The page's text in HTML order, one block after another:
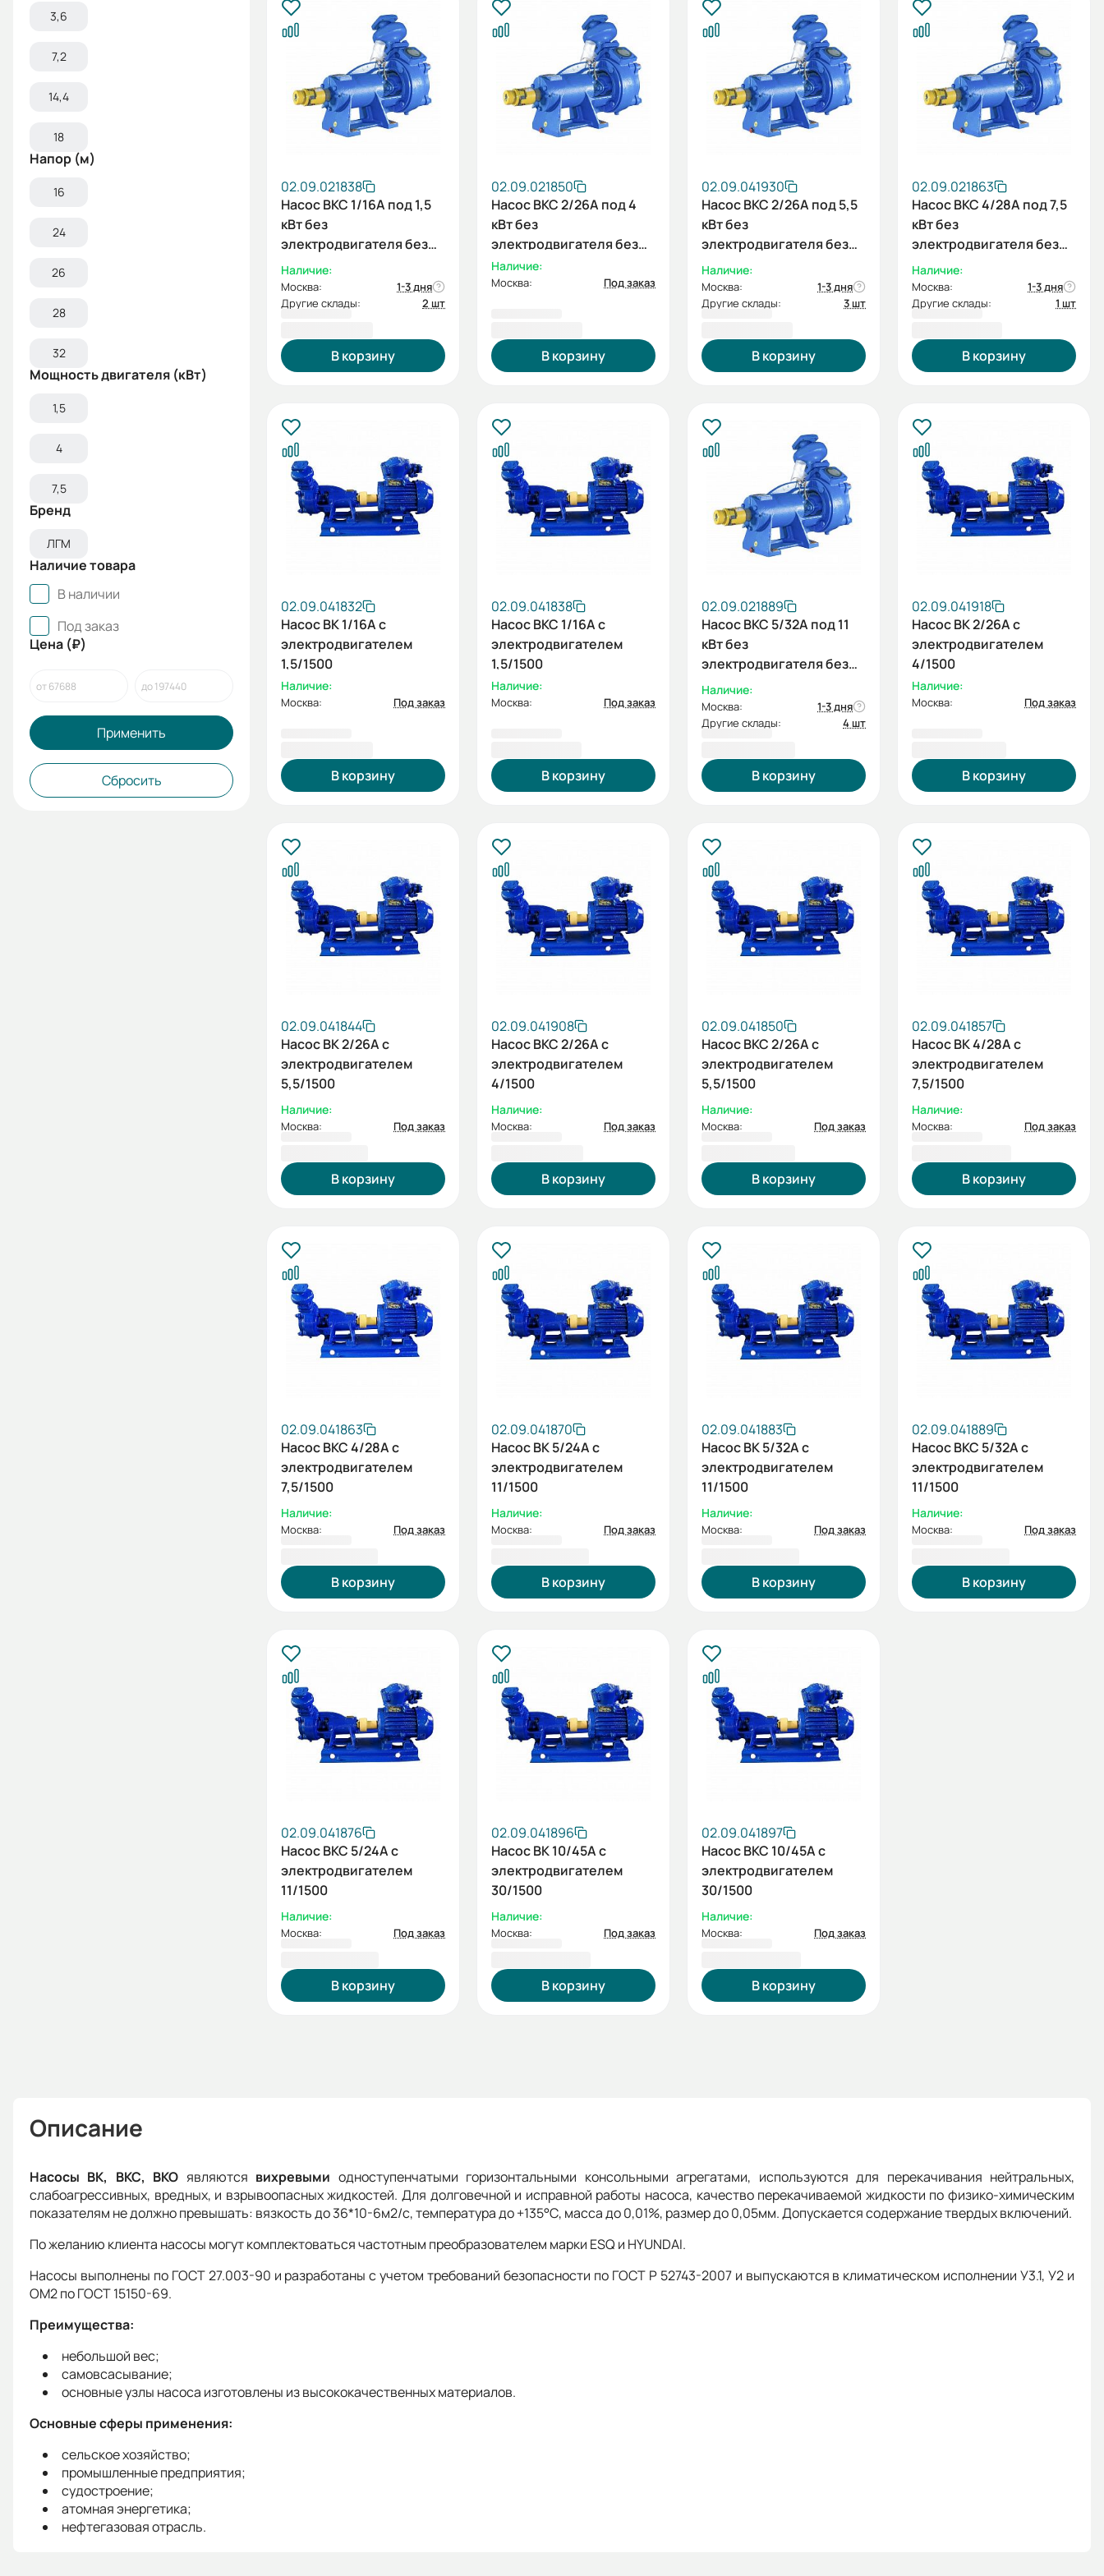
3,6
7,2
14,4
18
Напор (м)
16
24
26
28
32
Мощность двигателя (кВт)
1,5
4
7,5
Бренд
ЛГМ
Наличие товара
В наличии
Под заказ
Цена (₽)
Применить
Сбросить
02.09.021838
Насос ВКС 1/16А под 1,5
кВт без
электродвигателя без
рамы
Наличие:
Москва:
1-3 дня
Другие склады:
2 шт
В корзину
02.09.021850
Насос ВКС 2/26А под 4
кВт без
электродвигателя без
рамы
Наличие:
Москва: Под заказ
В корзину
02.09.041930
Насос ВКС 2/26А под 5,5
кВт без
электродвигателя без
рамы
Наличие:
Москва:
1-3 дня
Другие склады:
3 шт
В корзину
02.09.021863
Насос ВКС 4/28А под 7,5
кВт без
электродвигателя без
рамы
Наличие:
Москва:
1-3 дня
Другие склады:
1 шт
В корзину
02.09.041832
Насос ВК 1/16А с
электродвигателем
1,5/1500
Наличие:
Москва: Под заказ
В корзину
02.09.041838
Насос ВКС 1/16А с
электродвигателем
1,5/1500
Наличие:
Москва: Под заказ
В корзину
02.09.021889
Насос ВКС 5/32А под 11
кВт без
электродвигателя без
рамы
Наличие:
Москва:
1-3 дня
Другие склады:
4 шт
В корзину
02.09.041918
Насос ВК 2/26А с
электродвигателем
4/1500
Наличие:
Москва: Под заказ
В корзину
02.09.041844
Насос ВК 2/26А с
электродвигателем
5,5/1500
Наличие:
Москва: Под заказ
В корзину
02.09.041908
Насос ВКС 2/26А с
электродвигателем
4/1500
Наличие:
Москва: Под заказ
В корзину
02.09.041850
Насос ВКС 2/26А с
электродвигателем
5,5/1500
Наличие:
Москва: Под заказ
В корзину
02.09.041857
Насос ВК 4/28А с
электродвигателем
7,5/1500
Наличие:
Москва: Под заказ
В корзину
02.09.041863
Насос ВКС 4/28А с
электродвигателем
7,5/1500
Наличие:
Москва: Под заказ
В корзину
02.09.041870
Насос ВК 5/24А с
электродвигателем
11/1500
Наличие:
Москва: Под заказ
В корзину
02.09.041883
Насос ВК 5/32А с
электродвигателем
11/1500
Наличие:
Москва: Под заказ
В корзину
02.09.041889
Насос ВКС 5/32А с
электродвигателем
11/1500
Наличие:
Москва: Под заказ
В корзину
02.09.041876
Насос ВКС 5/24А с
электродвигателем
11/1500
Наличие:
Москва: Под заказ
В корзину
02.09.041896
Насос ВК 10/45А с
электродвигателем
30/1500
Наличие:
Москва: Под заказ
В корзину
02.09.041897
Насос ВКС 10/45А с
электродвигателем
30/1500
Наличие:
Москва: Под заказ
В корзину
Описание
Насосы ВК, ВКС, ВКО являются вихревыми одноступенчатыми горизонтальными консольными агрегатами, используются для перекачивания нейтральных,
слабоагрессивных, вредных, и взрывоопасных жидкостей. Для долговечной и исправной работы насоса, качество перекачиваемой жидкости по физико-химическим
показателям не должно превышать: вязкость до 36*10-6м2/с, температура до +135°С, масса до 0,01%, размер до 0,05мм. Допускается содержание твердых включений.
По желанию клиента насосы могут комплектоваться частотным преобразователем марки ESQ и HYUNDAI.
Насосы выполнены по ГОСТ 27.003-90 и разработаны с учетом требований безопасности по ГОСТ Р 52743-2007 и выпускаются в климатическом исполнении У3.1, У2 и
ОМ2 по ГОСТ 15150-69.
Преимущества:
небольшой вес;
самовсасывание;
основные узлы насоса изготовлены из высококачественных материалов.
Основные сферы применения:
сельское хозяйство;
промышленные предприятия;
судостроение;
атомная энергетика;
нефтегазовая отрасль.